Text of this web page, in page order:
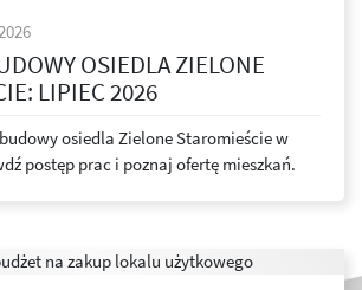
OSIEDLA ZIELONE
LIPIEC 2026
osiedla Zielone Staromieście w
postęp prac i poznaj ofertę mieszkań.